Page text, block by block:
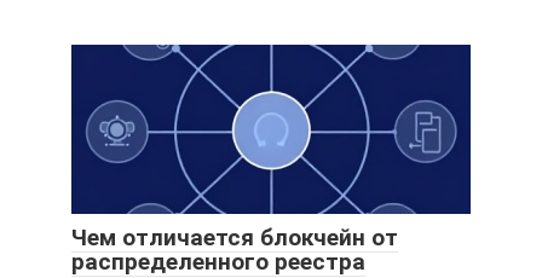
Чем отличается блокчейн от
распределенного реестра